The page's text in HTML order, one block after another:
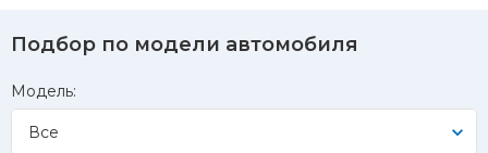
Подбор по модели автомобиля
Модель:
Все